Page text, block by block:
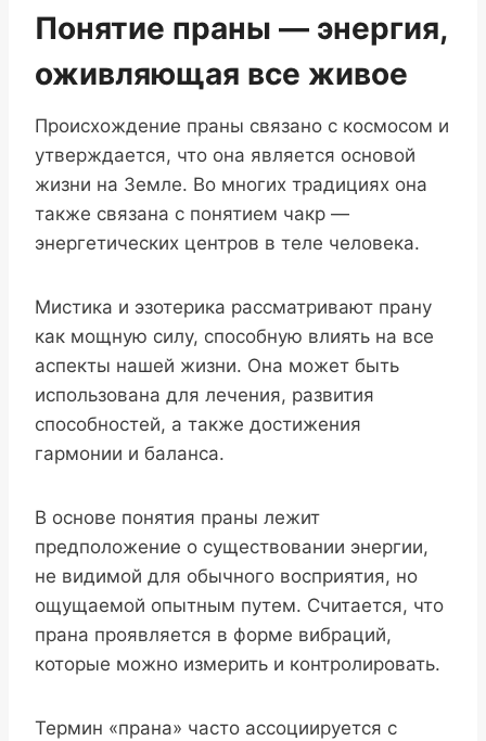
Понятие праны — энергия,
оживляющая все живое
Происхождение праны связано с космосом и
утверждается, что она является основой
жизни на Земле. Во многих традициях она
также связана с понятием чакр —
энергетических центров в теле человека.
Мистика и эзотерика рассматривают прану
как мощную силу, способную влиять на все
аспекты нашей жизни. Она может быть
использована для лечения, развития
способностей, а также достижения
гармонии и баланса.
В основе понятия праны лежит
предположение о существовании энергии,
не видимой для обычного восприятия, но
ощущаемой опытным путем. Считается, что
прана проявляется в форме вибраций,
которые можно измерить и контролировать.
Термин «прана» часто ассоциируется с